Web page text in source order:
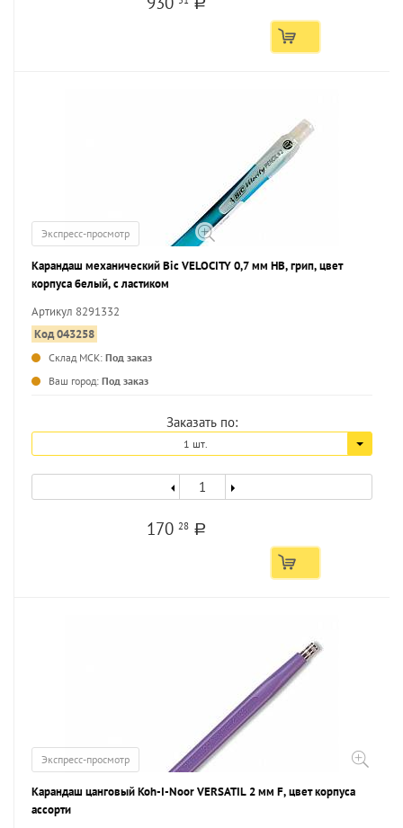
a
Экспресс-просмотр
Карандаш механический Bic VELOCITY 0,7 мм НВ, грип, цвет
корпуса белый, с ластиком
Артикул 8291332
Код 043258
Склад МСК: Под заказ
Ваш город: Под заказ
Заказать по:
1 шт.
17028 a
Экспресс-просмотр
Карандаш цанговый Koh-I-Noor VERSATIL 2 мм F, цвет корпуса
ассорти